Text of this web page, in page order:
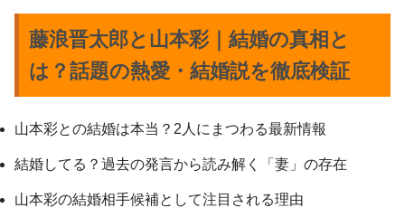
藤浪晋太郎と山本彩｜結婚の真相と
は？話題の熱愛・結婚説を徹底検証
山本彩との結婚は本当？2人にまつわる最新情報
結婚してる？過去の発言から読み解く「妻」の存在
山本彩の結婚相手候補として注目される理由